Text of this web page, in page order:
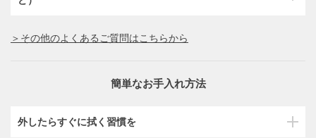
＞その他のよくあるご質問はこちらから
簡単なお手入れ方法
外したらすぐに拭く習慣を